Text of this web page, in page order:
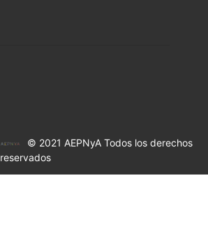
© 2021 AEPNyA Todos los derechos
reservados